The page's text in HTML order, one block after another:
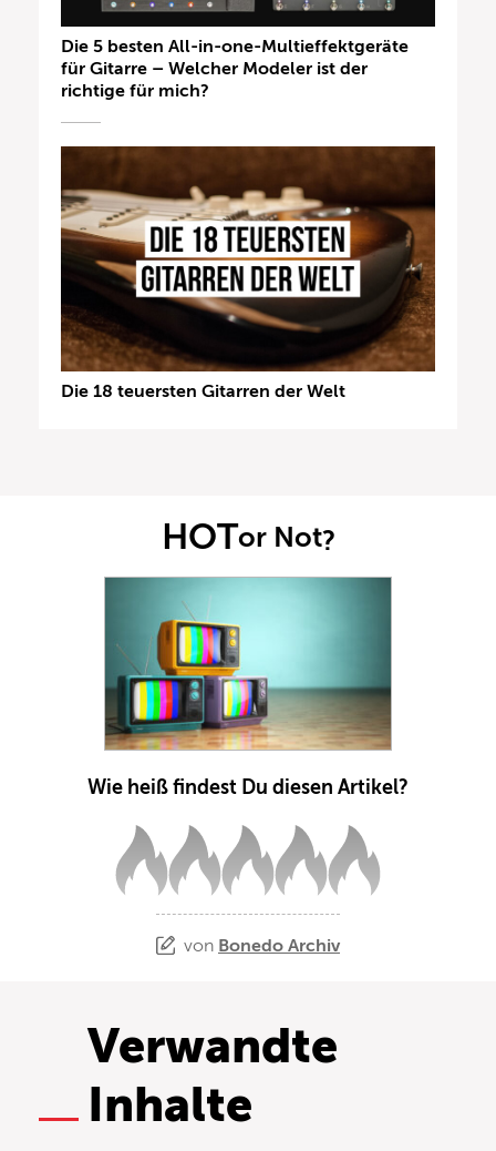
Die 5 besten All-in-one-Multieffektgeräte
für Gitarre – Welcher Modeler ist der
richtige für mich?
Die 18 teuersten Gitarren der Welt
HOTor Not?
Wie heiß findest Du diesen Artikel?
von Bonedo Archiv
Verwandte
Inhalte